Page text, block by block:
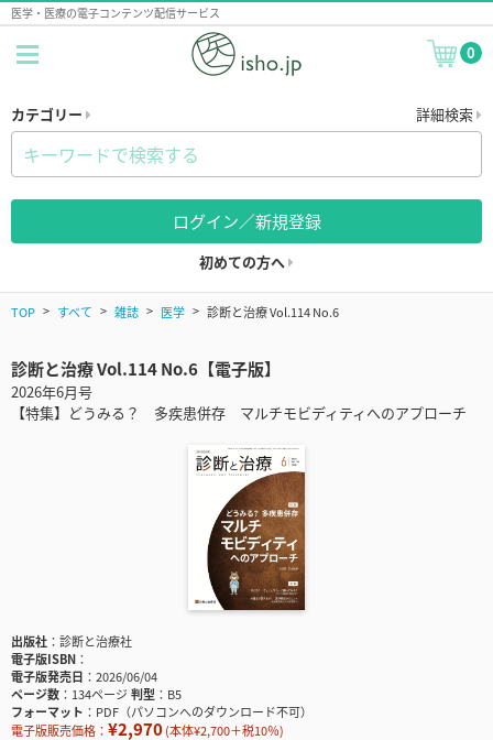
医学・医療の電子コンテンツ配信サービス
0
カテゴリー 詳細検索
ログイン／新規登録
初めての方へ
TOP すべて 雑誌 医学 診断と治療 Vol.114 No.6
診断と治療 Vol.114 No.6【電子版】
2026年6月号
【特集】どうみる？ 多疾患併存 マルチモビディティへのアプローチ
出版社
診断と治療社
電子版ISBN
電子版発売日
2026/06/04
ページ数
134ページ判型
B5
フォーマット
PDF（パソコンへのダウンロード不可）
電子版販売価格： ¥2,970(本体¥2,700＋税10％)